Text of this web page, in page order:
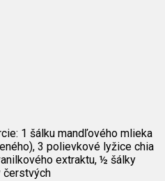
1 šálku mandľového mlieka
3 polievkové lyžice chia
extraktu, ½ šálky
čerstvých